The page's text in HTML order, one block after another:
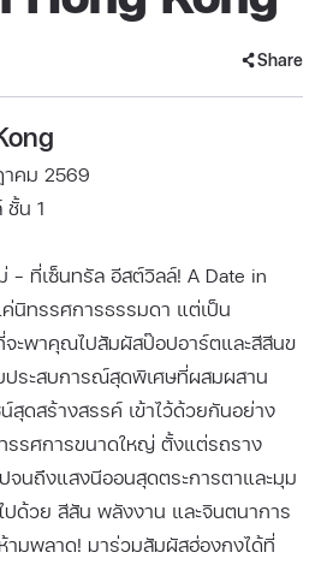
Share
คม 2569
ชั้น 1
– ที่เซ็นทรัล อีสต์วิลล์! A Date in
นิทรรศการธรรมดา แต่เป็น
จะพาคุณไปสัมผัสป๊อปอาร์ตและสีสีนข
ระสบการณ์สุดพิเศษที่ผสมผสาน
ดสร้างสรรค์ เข้าไว้ด้วยกันอย่าง
รรศการขนาดใหญ่ ตั้งแต่รถราง
จนถึงแสงนีออนสุดตระการตาและมุม
ด้วย สีสัน พลังงาน และจินตนาการ
ามพลาด! มาร่วมสัมผัสฮ่องกงได้ที่